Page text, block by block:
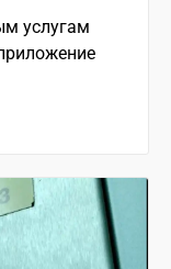
услугам